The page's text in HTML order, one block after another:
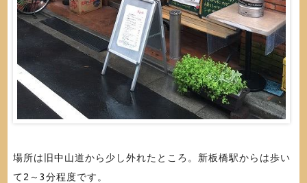
場所は旧中山道から少し外れたところ。新板橋駅からは歩い
て2～3分程度です。